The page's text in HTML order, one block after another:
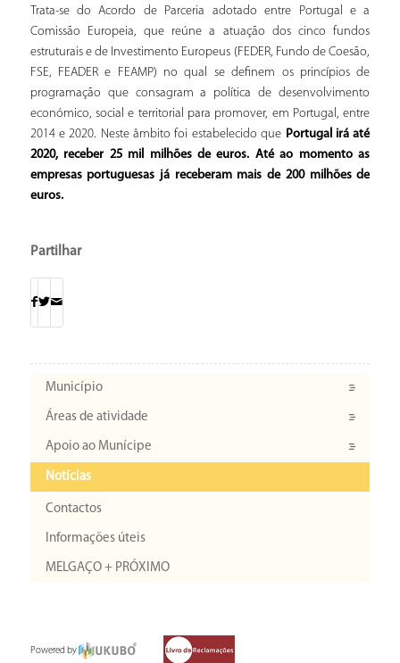
Trata-se do Acordo de Parceria adotado entre Portugal e a
Comissão Europeia, que reúne a atuação dos cinco fundos
estruturais e de Investimento Europeus (FEDER, Fundo de Coesão,
FSE, FEADER e FEAMP) no qual se definem os princípios de
programação que consagram a política de desenvolvimento
económico, social e territorial para promover, em Portugal, entre
2014 e 2020. Neste âmbito foi estabelecido que Portugal irá até
2020, receber 25 mil milhões de euros. Até ao momento as
empresas portuguesas já receberam mais de 200 milhões de
euros.
Partilhar
Município
Áreas de atividade
Apoio ao Munícipe
Notícias
Contactos
Informações úteis
MELGAÇO + PRÓXIMO
Powered by